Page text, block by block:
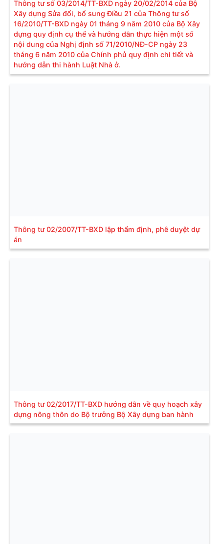
Thông tư số 03/2014/TT-BXD ngày 20/02/2014 của Bộ
Xây dựng Sửa đổi, bổ sung Điều 21 của Thông tư số
16/2010/TT-BXD ngày 01 tháng 9 năm 2010 của Bộ Xây
dựng quy định cụ thể và hướng dẫn thực hiện một số
nội dung của Nghị định số 71/2010/NĐ-CP ngày 23
tháng 6 năm 2010 của Chính phủ quy định chi tiết và
hướng dẫn thi hành Luật Nhà ở.
Thông tư 02/2007/TT-BXD lập thẩm định, phê duyệt dự
án
Thông tư 02/2017/TT-BXD hướng dẫn về quy hoạch xây
dựng nông thôn do Bộ trưởng Bộ Xây dựng ban hành